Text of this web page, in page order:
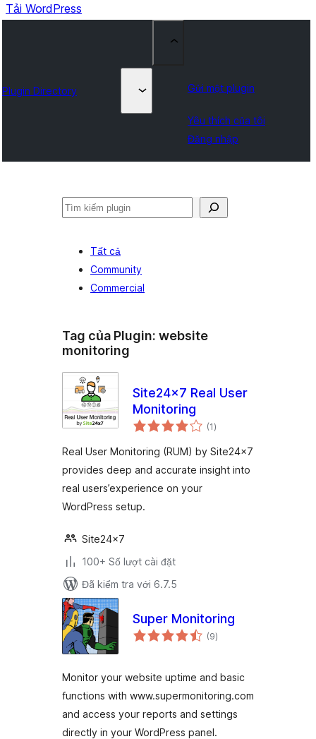
Tải WordPress
Plugin Directory Gửi một plugin
Yêu thích của tôi
Đăng nhập
Tìm
Tất cả
Community
Commercial
Tag của Plugin: website
monitoring
Site24x7 Real User
Monitoring
(1tổng
đánh
)
Real User Monitoring (RUM) by Site24x7
provides deep and accurate insight into
real users’experience on your
WordPress setup.
Site24x7
100+ Số lượt cài đặt
Đã kiểm tra với 6.7.5
Super Monitoring
(9tổng
đánh
)
Monitor your website uptime and basic
functions with www.supermonitoring.com
and access your reports and settings
directly in your WordPress panel.